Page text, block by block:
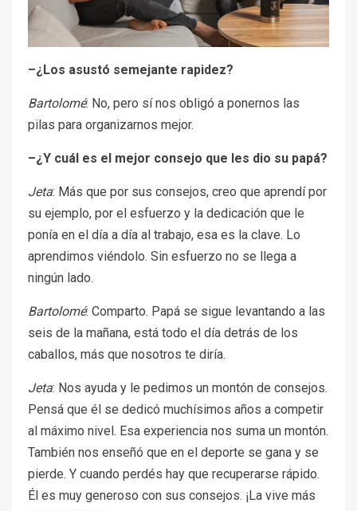
–¿Los asustó semejante rapidez?
Bartolomé: No, pero sí nos obligó a ponernos las
pilas para organizarnos mejor.
–¿Y cuál es el mejor consejo que les dio su papá?
Jeta: Más que por sus consejos, creo que aprendí por
su ejemplo, por el esfuerzo y la dedicación que le
ponía en el día a día al trabajo, esa es la clave. Lo
aprendimos viéndolo. Sin esfuerzo no se llega a
ningún lado.
Bartolomé: Comparto. Papá se sigue levantando a las
seis de la mañana, está todo el día detrás de los
caballos, más que nosotros te diría.
Jeta: Nos ayuda y le pedimos un montón de consejos.
Pensá que él se dedicó muchísimos años a competir
al máximo nivel. Esa experiencia nos suma un montón.
También nos enseñó que en el deporte se gana y se
pierde. Y cuando perdés hay que recuperarse rápido.
Él es muy generoso con sus consejos. ¡La vive más